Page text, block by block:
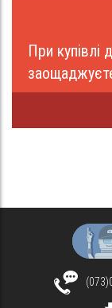
При купівлі